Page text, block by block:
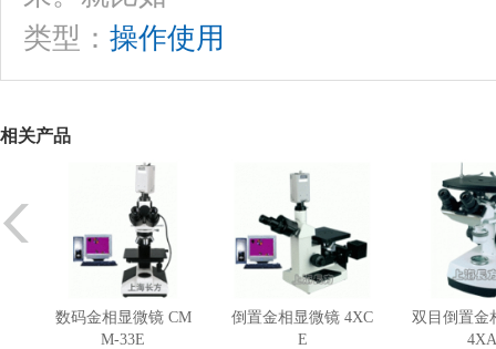
类型： 操作使用
相关产品
数码金相显微镜 CM
M-33E
倒置金相显微镜 4XC
E
双目倒置金
4XA